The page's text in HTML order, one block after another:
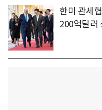
한미 관세
200억달러